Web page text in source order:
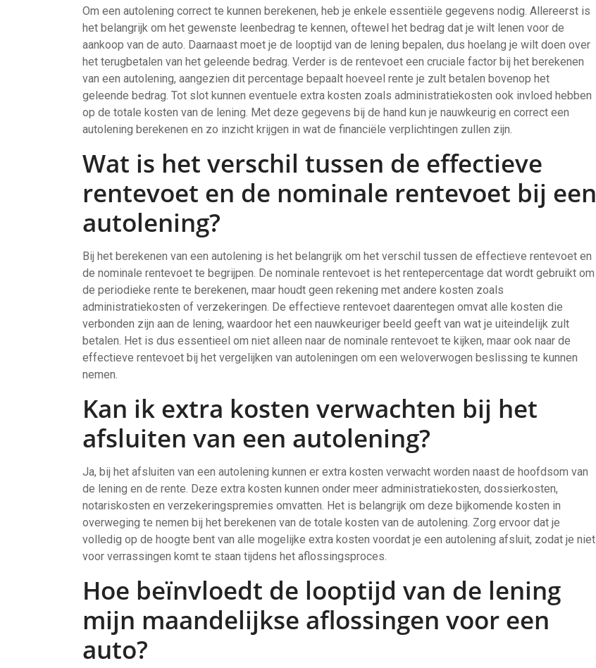
Om een autolening correct te kunnen berekenen, heb je enkele essentiële gegevens nodig. Allereerst is
het belangrijk om het gewenste leenbedrag te kennen, oftewel het bedrag dat je wilt lenen voor de
aankoop van de auto. Daarnaast moet je de looptijd van de lening bepalen, dus hoelang je wilt doen over
het terugbetalen van het geleende bedrag. Verder is de rentevoet een cruciale factor bij het berekenen
van een autolening, aangezien dit percentage bepaalt hoeveel rente je zult betalen bovenop het
geleende bedrag. Tot slot kunnen eventuele extra kosten zoals administratiekosten ook invloed hebben
op de totale kosten van de lening. Met deze gegevens bij de hand kun je nauwkeurig en correct een
autolening berekenen en zo inzicht krijgen in wat de financiële verplichtingen zullen zijn.
Wat is het verschil tussen de effectieve
rentevoet en de nominale rentevoet bij een
autolening?
Bij het berekenen van een autolening is het belangrijk om het verschil tussen de effectieve rentevoet en
de nominale rentevoet te begrijpen. De nominale rentevoet is het rentepercentage dat wordt gebruikt om
de periodieke rente te berekenen, maar houdt geen rekening met andere kosten zoals
administratiekosten of verzekeringen. De effectieve rentevoet daarentegen omvat alle kosten die
verbonden zijn aan de lening, waardoor het een nauwkeuriger beeld geeft van wat je uiteindelijk zult
betalen. Het is dus essentieel om niet alleen naar de nominale rentevoet te kijken, maar ook naar de
effectieve rentevoet bij het vergelijken van autoleningen om een weloverwogen beslissing te kunnen
nemen.
Kan ik extra kosten verwachten bij het
afsluiten van een autolening?
Ja, bij het afsluiten van een autolening kunnen er extra kosten verwacht worden naast de hoofdsom van
de lening en de rente. Deze extra kosten kunnen onder meer administratiekosten, dossierkosten,
notariskosten en verzekeringspremies omvatten. Het is belangrijk om deze bijkomende kosten in
overweging te nemen bij het berekenen van de totale kosten van de autolening. Zorg ervoor dat je
volledig op de hoogte bent van alle mogelijke extra kosten voordat je een autolening afsluit, zodat je niet
voor verrassingen komt te staan tijdens het aflossingsproces.
Hoe beïnvloedt de looptijd van de lening
mijn maandelijkse aflossingen voor een
auto?